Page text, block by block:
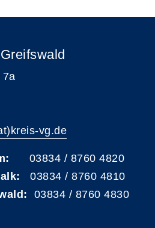
7a
vg.de
03834 / 8760 4820
03834 / 8760 4810
03834 / 8760 4830